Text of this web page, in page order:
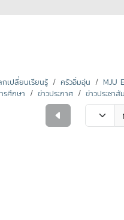
เปลี่ยนเรียนรู้ ครัวอิ่มอุ่น MJU
รศึกษา ข่าวประกาศ ข่าวประชา